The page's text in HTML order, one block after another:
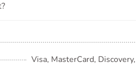
Visa, MasterCard,